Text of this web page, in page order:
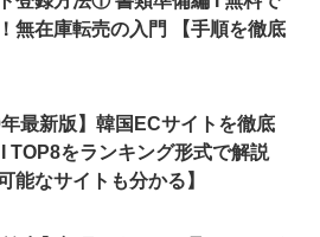
無在庫転売の入門 【手順を徹底
年最新版】韓国ECサイトを徹底
TOP8をランキング形式で解説
能なサイトも分かる】